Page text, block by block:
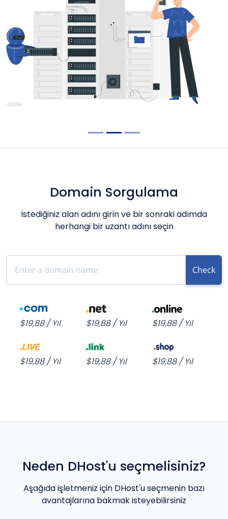
Domain Sorgulama
İstediğiniz alan adını girin ve bir sonraki adımda
herhangi bir uzantı adını seçin
Check
$19,88 / Yıl $19,88 / Yıl $19,88 / Yıl
$19,88 / Yıl $19,88 / Yıl $19,88 / Yıl
Neden DHost'u seçmelisiniz?
Aşağıda işletmeniz için DHost'u seçmenin bazı
avantajlarına bakmak isteyebilirsiniz